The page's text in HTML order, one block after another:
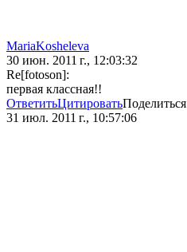
MariaKosheleva
30 июн. 2011 г., 12:03:32
Re[fotoson]:
первая классная!!
ОтветитьЦитироватьПоделиться
31 июл. 2011 г., 10:57:06